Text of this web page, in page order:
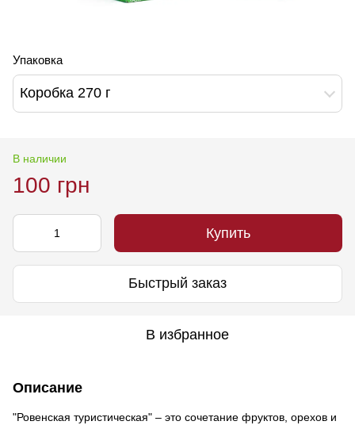
Упаковка
Коробка 270 г
В наличии
100 грн
Купить
Быстрый заказ
В избранное
Описание
"Ровенская туристическая" – это сочетание фруктов, орехов и